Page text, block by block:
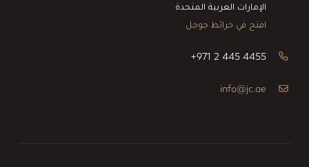
الإمارات العربية المتحدة
افتح في خرائط جوجل
+971 2 445 4455
info@jc.ae